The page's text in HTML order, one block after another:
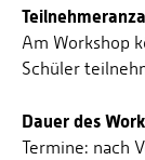
Am Workshop
Schüler
Dauer des
Termine: nach